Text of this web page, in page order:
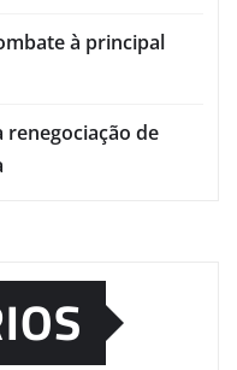
à principal
renegociação de